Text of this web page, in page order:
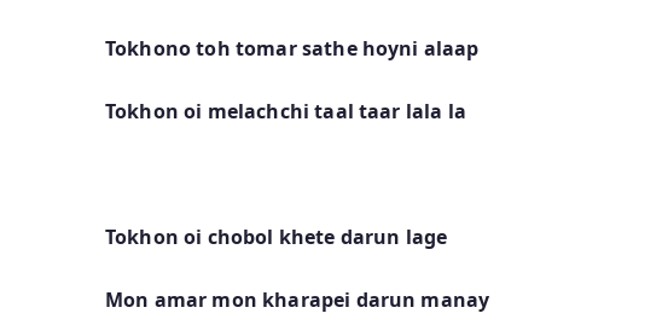
Tokhono toh tomar sathe hoyni alaap
Tokhon oi melachchi taal taar lala la
Tokhon oi chobol khete darun lage
Mon amar mon kharapei darun manay